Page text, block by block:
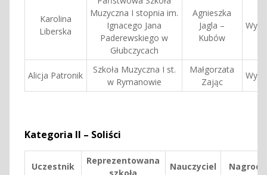
Karolina
Liberska
Muzyczna I stopnia im.
Ignacego Jana
Paderewskiego w
Głubczycach
Agnieszka
Jagla –
Kubów
Alicja Patronik
Szkoła Muzyczna I st.
w Rymanowie
Małgorzata
Zając
Kategoria II – Soliści
Uczestnik
Reprezentowana
Nauczyciel Nagroda